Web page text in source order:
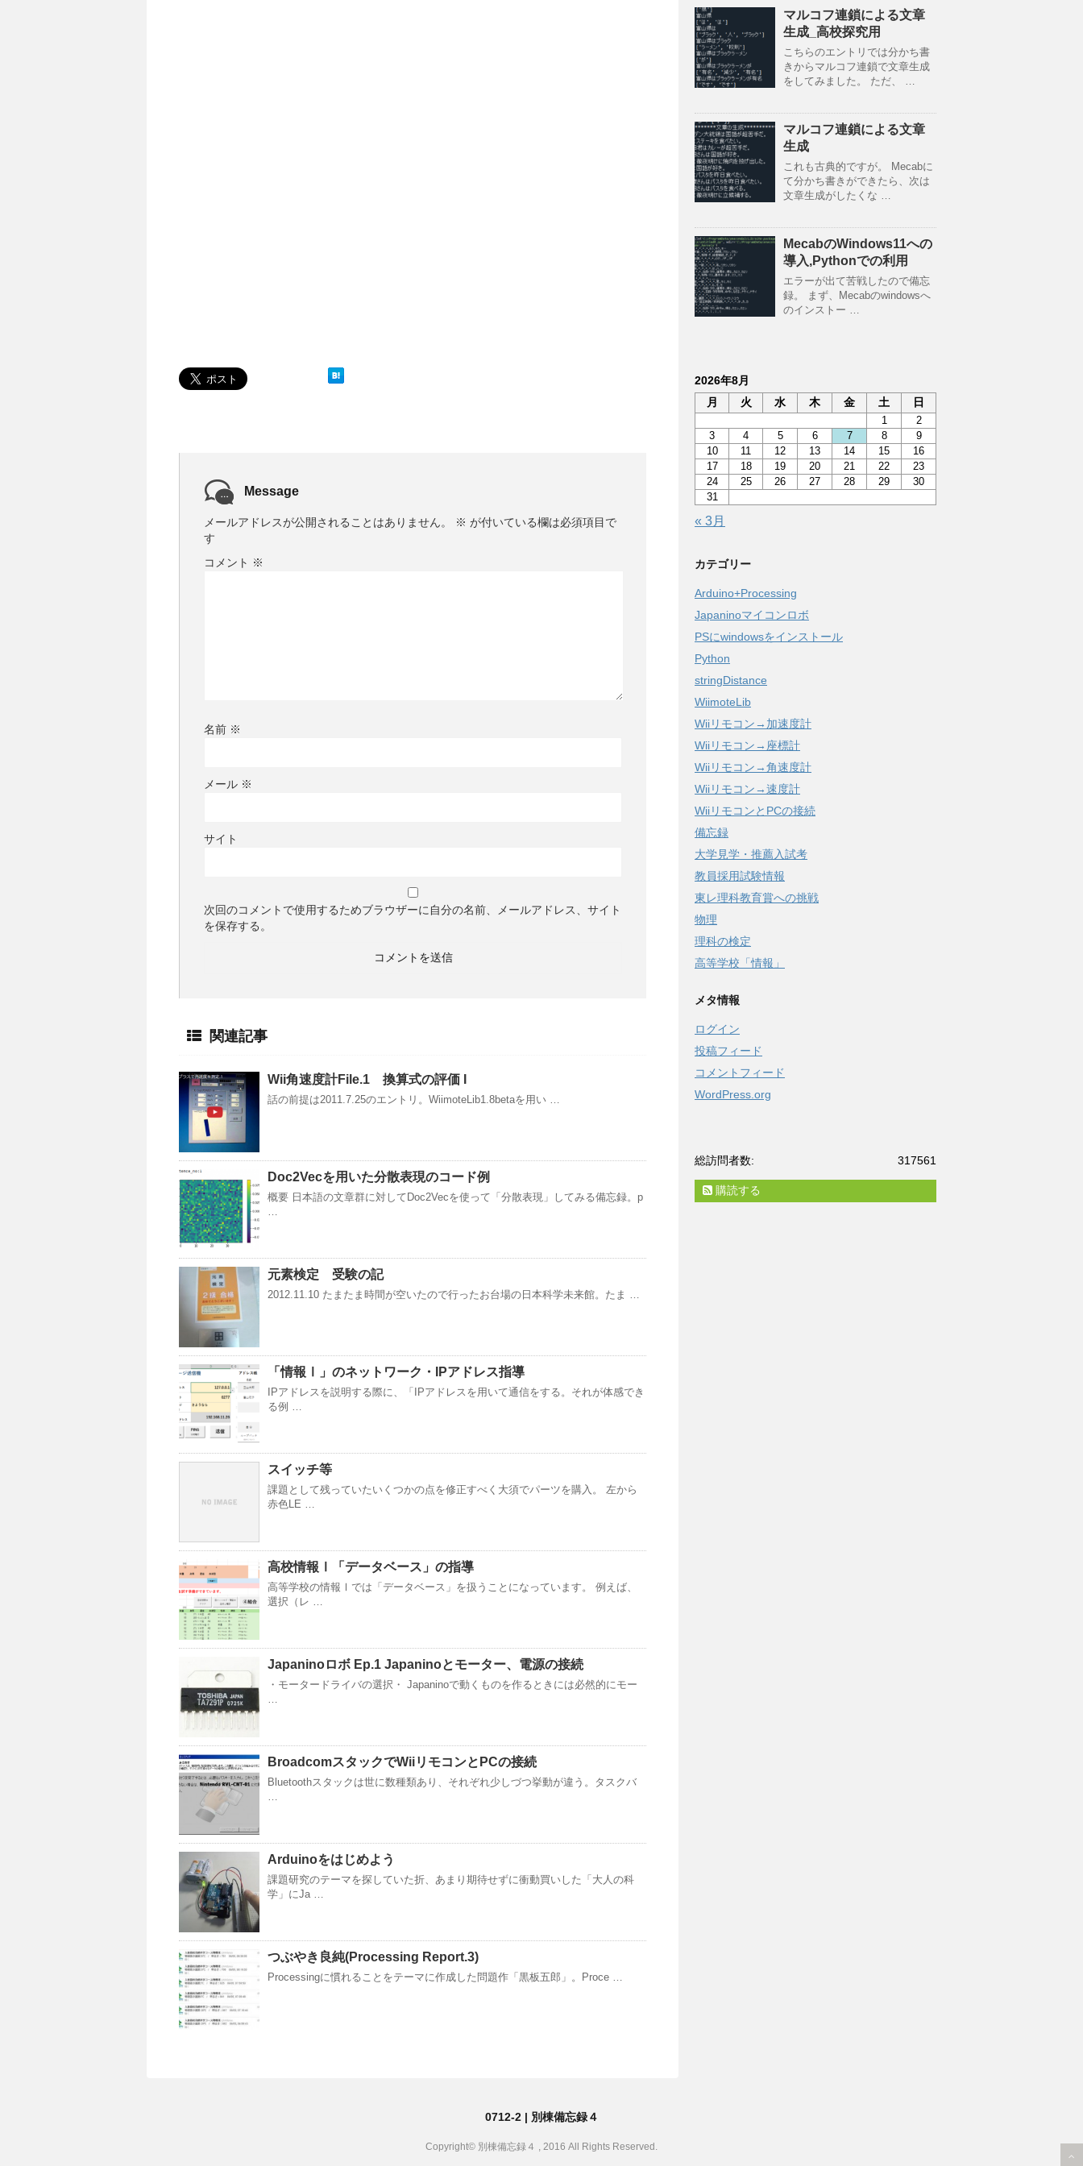
Message
メールアドレスが公開されることはありません。 ※ が付いている欄は必須項目で
す
コメント ※
名前 ※
メール ※
サイト
次回のコメントで使用するためブラウザーに自分の名前、メールアドレス、サイト
を保存する。
関連記事
Wii角速度計File.1 換算式の評価 I
話の前提は2011.7.25のエントリ。WiimoteLib1.8betaを用い …
Doc2Vecを用いた分散表現のコード例
概要 日本語の文章群に対してDoc2Vecを使って「分散表現」してみる備忘録。p
…
元素検定 受験の記
2012.11.10 たまたま時間が空いたので行ったお台場の日本科学未来館。たま …
「情報Ⅰ」のネットワーク・IPアドレス指導
IPアドレスを説明する際に、「IPアドレスを用いて通信をする。それが体感でき
る例 …
スイッチ等
課題として残っていたいくつかの点を修正すべく大須でパーツを購入。 左から
赤色LE …
高校情報Ⅰ「データベース」の指導
高等学校の情報Ⅰでは「データベース」を扱うことになっています。 例えば、
選択（レ …
Japaninoロボ Ep.1 Japaninoとモーター、電源の接続
・モータードライバの選択・ Japaninoで動くものを作るときには必然的にモー
…
BroadcomスタックでWiiリモコンとPCの接続
Bluetoothスタックは世に数種類あり、それぞれ少しづつ挙動が違う。タスクバ
…
Arduinoをはじめよう
課題研究のテーマを探していた折、あまり期待せずに衝動買いした「大人の科
学」にJa …
つぶやき良純(Processing Report.3)
Processingに慣れることをテーマに作成した問題作「黒板五郎」。Proce …
マルコフ連鎖による文章
生成_高校探究用
こちらのエントリでは分かち書
きからマルコフ連鎖で文章生成
をしてみました。 ただ、 …
マルコフ連鎖による文章
生成
これも古典的ですが。 Mecabに
て分かち書きができたら、次は
文章生成がしたくな …
MecabのWindows11への
導入,Pythonでの利用
エラーが出て苦戦したので備忘
録。 まず、Mecabのwindowsへ
のインストー …
2026年8月
月
火 水 木 金 土 日
1
2
3
4 5 6 7 8
9
10
11 12 13 14 15
16
17
18 19 20 21 22
23
24
25 26 27 28 29
30
31
« 3月
カテゴリー
Arduino+Processing
Japaninoマイコンロボ
PSにwindowsをインストール
Python
stringDistance
WiimoteLib
Wiiリモコン→加速度計
Wiiリモコン→座標計
Wiiリモコン→角速度計
Wiiリモコン→速度計
WiiリモコンとPCの接続
備忘録
大学見学・推薦入試考
教員採用試験情報
東レ理科教育賞への挑戦
物理
理科の検定
高等学校「情報」
メタ情報
ログイン
投稿フィード
コメントフィード
WordPress.org
317561
総訪問者数:
購読する
0712-2 | 別棟備忘録４
Copyright© 別棟備忘録４ , 2016 All Rights Reserved.